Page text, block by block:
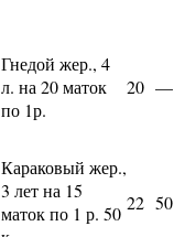
Гнедой жер., 4
л. на 20 маток
по 1р.
20 —
Караковый жер.,
3 лет на 15
маток по 1 р. 50 22 50